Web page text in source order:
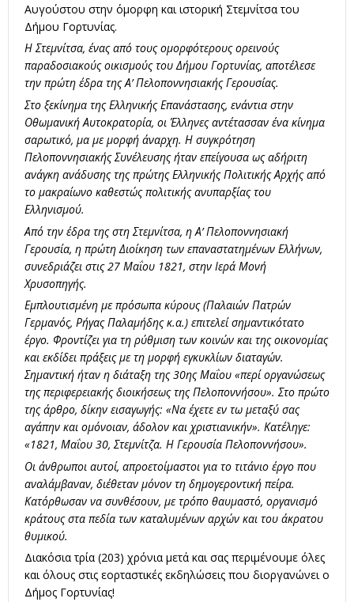
Αυγούστου στην όμορφη και ιστορική Στεμνίτσα του
Δήμου Γορτυνίας.
Η Στεμνίτσα, ένας από τους ομορφότερους ορεινούς
παραδοσιακούς οικισμούς του Δήμου Γορτυνίας, αποτέλεσε
την πρώτη έδρα της Α’ Πελοποννησιακής Γερουσίας.
Στο ξεκίνημα της Ελληνικής Επανάστασης, ενάντια στην
Οθωμανική Αυτοκρατορία, οι Έλληνες αντέτασσαν ένα κίνημα
σαρωτικό, μα με μορφή άναρχη. Η συγκρότηση
Πελοποννησιακής Συνέλευσης ήταν επείγουσα ως αδήριτη
ανάγκη ανάδυσης της πρώτης Ελληνικής Πολιτικής Αρχής από
το μακραίωνο καθεστώς πολιτικής ανυπαρξίας του
Ελληνισμού.
Από την έδρα της στη Στεμνίτσα, η Α’ Πελοποννησιακή
Γερουσία, η πρώτη Διοίκηση των επαναστατημένων Ελλήνων,
συνεδριάζει στις 27 Μαΐου 1821, στην Ιερά Μονή
Χρυσοπηγής.
Εμπλουτισμένη με πρόσωπα κύρους (Παλαιών Πατρών
Γερμανός, Ρήγας Παλαμήδης κ.α.) επιτελεί σημαντικότατο
έργο. Φροντίζει για τη ρύθμιση των κοινών και της οικονομίας
και εκδίδει πράξεις με τη μορφή εγκυκλίων διαταγών.
Σημαντική ήταν η διάταξη της 30ης Μαΐου «περί οργανώσεως
της περιφερειακής διοικήσεως της Πελοποννήσου». Στο πρώτο
της άρθρο, δίκην εισαγωγής: «Να έχετε εν τω μεταξύ σας
αγάπην και ομόνοιαν, άδολον και χριστιανικήν». Κατέληγε:
«1821, Μαΐου 30, Στεμνίτζα. Η Γερουσία Πελοποννήσου».
Οι άνθρωποι αυτοί, απροετοίμαστοι για το τιτάνιο έργο που
αναλάμβαναν, διέθεταν μόνον τη δημογεροντική πείρα.
Κατόρθωσαν να συνθέσουν, με τρόπο θαυμαστό, οργανισμό
κράτους στα πεδία των καταλυμένων αρχών και του άκρατου
θυμικού.
Διακόσια τρία (203) χρόνια μετά και σας περιμένουμε όλες
και όλους στις εορταστικές εκδηλώσεις που διοργανώνει ο
Δήμος Γορτυνίας!